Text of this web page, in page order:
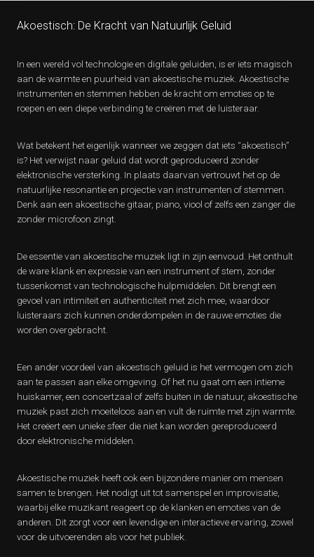
Akoestisch: De Kracht van Natuurlijk Geluid
In een wereld vol technologie en digitale geluiden, is er iets magisch
aan de warmte en puurheid van akoestische muziek. Akoestische
instrumenten en stemmen hebben de kracht om emoties op te
roepen en een diepe verbinding te creëren met de luisteraar.
Wat betekent het eigenlijk wanneer we zeggen dat iets “akoestisch”
is? Het verwijst naar geluid dat wordt geproduceerd zonder
elektronische versterking. In plaats daarvan vertrouwt het op de
natuurlijke resonantie en projectie van instrumenten of stemmen.
Denk aan een akoestische gitaar, piano, viool of zelfs een zanger die
zonder microfoon zingt.
De essentie van akoestische muziek ligt in zijn eenvoud. Het onthult
de ware klank en expressie van een instrument of stem, zonder
tussenkomst van technologische hulpmiddelen. Dit brengt een
gevoel van intimiteit en authenticiteit met zich mee, waardoor
luisteraars zich kunnen onderdompelen in de rauwe emoties die
worden overgebracht.
Een ander voordeel van akoestisch geluid is het vermogen om zich
aan te passen aan elke omgeving. Of het nu gaat om een intieme
huiskamer, een concertzaal of zelfs buiten in de natuur, akoestische
muziek past zich moeiteloos aan en vult de ruimte met zijn warmte.
Het creëert een unieke sfeer die niet kan worden gereproduceerd
door elektronische middelen.
Akoestische muziek heeft ook een bijzondere manier om mensen
samen te brengen. Het nodigt uit tot samenspel en improvisatie,
waarbij elke muzikant reageert op de klanken en emoties van de
anderen. Dit zorgt voor een levendige en interactieve ervaring, zowel
voor de uitvoerenden als voor het publiek.